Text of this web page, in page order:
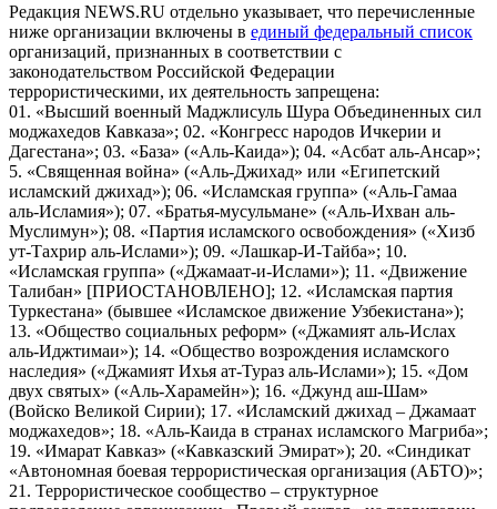
Редакция NEWS.RU отдельно указывает, что перечисленные
ниже организации включены в единый федеральный список
организаций, признанных в соответствии с
законодательством Российской Федерации
террористическими, их деятельность запрещена:
01. «Высший военный Маджлисуль Шура Объединенных сил
моджахедов Кавказа»; 02. «Конгресс народов Ичкерии и
Дагестана»; 03. «База» («Аль-Каида»); 04. «Асбат аль-Ансар»;
5. «Священная война» («Аль-Джихад» или «Египетский
исламский джихад»); 06. «Исламская группа» («Аль-Гамаа
аль-Исламия»); 07. «Братья-мусульмане» («Аль-Ихван аль-
Муслимун»); 08. «Партия исламского освобождения» («Хизб
ут-Тахрир аль-Ислами»); 09. «Лашкар-И-Тайба»; 10.
«Исламская группа» («Джамаат-и-Ислами»); 11. «Движение
Талибан» [ПРИОСТАНОВЛЕНО]; 12. «Исламская партия
Туркестана» (бывшее «Исламское движение Узбекистана»);
13. «Общество социальных реформ» («Джамият аль-Ислах
аль-Иджтимаи»); 14. «Общество возрождения исламского
наследия» («Джамият Ихья ат-Тураз аль-Ислами»); 15. «Дом
двух святых» («Аль-Харамейн»); 16. «Джунд аш-Шам»
(Войско Великой Сирии); 17. «Исламский джихад – Джамаат
моджахедов»; 18. «Аль-Каида в странах исламского Магриба»;
19. «Имарат Кавказ» («Кавказский Эмират»); 20. «Синдикат
«Автономная боевая террористическая организация (АБТО)»;
21. Террористическое сообщество – структурное